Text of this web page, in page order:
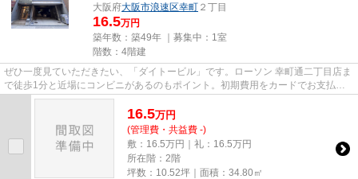
大阪府大阪市浪速区幸町 ２丁目
16.5万円
築年数：築49年 ｜募集中： 1室
階数：4階建
ぜひ一度見ていただきたい、「ダイトービル」です。ローソン 幸町通二丁目店ま
で徒歩1分と近場にコンビニがあるのもポイント。初期費用をカードでお支払い
いただけるので、カードで決...
16.5万円
(管理費・共益費 -)
敷：16.5万円｜礼：16.5万円
所在階：2階
坪数：10.52坪｜面積：34.80㎡